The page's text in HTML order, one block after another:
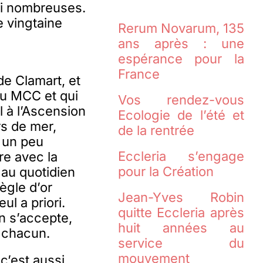
nombreuses.
vingtaine
Clamart, et
MCC et qui
l’Ascension
de mer,
peu
avec la
quotidien
d’or
a priori.
s’accepte,
Rerum Novarum, 135
ans après : une
espérance pour la
France
Vos rendez-vous
Ecologie de l’été et
de la rentrée
Eccleria s’engage
pour la Création
Jean-Yves Robin
quitte Eccleria après
huit années au
service du
mouvement